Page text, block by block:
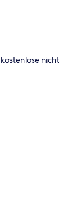
nicht